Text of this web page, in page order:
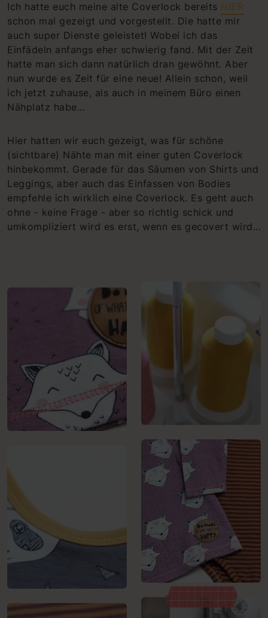
Ich hatte euch meine alte Coverlock bereits HIER
schon mal gezeigt und vorgestellt. Die hatte mir
auch super Dienste geleistet! Wobei ich das
Einfädeln anfangs eher schwierig fand. Mit der Zeit
hatte man sich dann natürlich dran gewöhnt. Aber
nun wurde es Zeit für eine neue! Allein schon, weil
ich jetzt zuhause, als auch in meinem Büro einen
Nähplatz habe...
Hier hatten wir euch gezeigt, was für schöne
(sichtbare) Nähte man mit einer guten Coverlock
hinbekommt. Gerade für das Säumen von Shirts und
Leggings, aber auch das Einfassen von Bodies
empfehle ich wirklich eine Coverlock. Es geht auch
ohne - keine Frage - aber so richtig schick und
umkompliziert wird es erst, wenn es gecovert wird...